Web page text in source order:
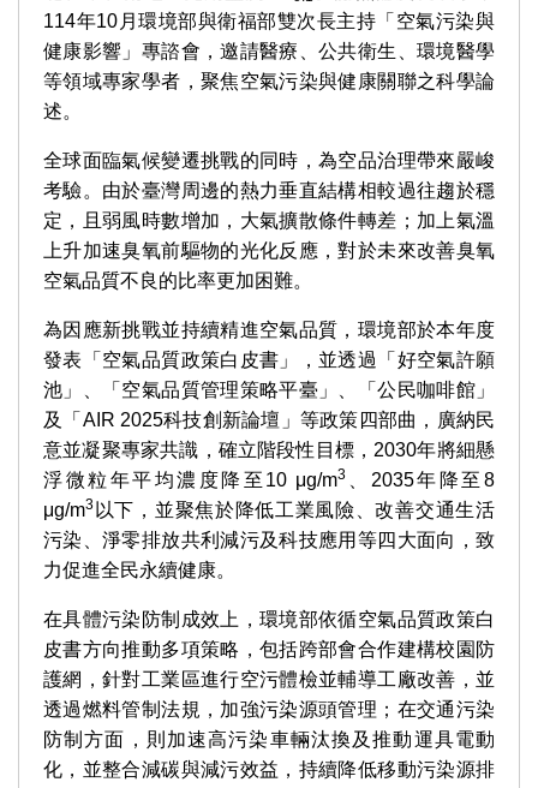
114年10月環境部與衛福部雙次長主持「空氣污染與
健康影響」專諮會，邀請醫療、公共衛生、環境醫學
等領域專家學者，聚焦空氣污染與健康關聯之科學論
述。
全球面臨氣候變遷挑戰的同時，為空品治理帶來嚴峻
考驗。由於臺灣周邊的熱力垂直結構相較過往趨於穩
定，且弱風時數增加，大氣擴散條件轉差；加上氣溫
上升加速臭氧前驅物的光化反應，對於未來改善臭氧
空氣品質不良的比率更加困難。
為因應新挑戰並持續精進空氣品質，環境部於本年度
發表「空氣品質政策白皮書」，並透過「好空氣許願
池」、「空氣品質管理策略平臺」、「公民咖啡館」
及「AIR 2025科技創新論壇」等政策四部曲，廣納民
意並凝聚專家共識，確立階段性目標，2030年將細懸
浮微粒年平均濃度降至10 μg/m3、2035年降至8
μg/m3 以下，並聚焦於降低工業風險、改善交通生活
污染、淨零排放共利減污及科技應用等四大面向，致
力促進全民永續健康。
在具體污染防制成效上，環境部依循空氣品質政策白
皮書方向推動多項策略，包括跨部會合作建構校園防
護網，針對工業區進行空污體檢並輔導工廠改善，並
透過燃料管制法規，加強污染源頭管理；在交通污染
防制方面，則加速高污染車輛汰換及推動運具電動
化，並整合減碳與減污效益，持續降低移動污染源排